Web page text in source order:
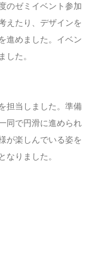
のゼミイベント参加
えたり、デザインを
進めました。イベン
した。
担当しました。準備
同で円滑に進められ
が楽しんでいる姿を
なりました。